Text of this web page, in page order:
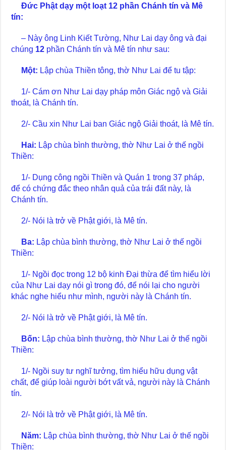
Đức Phật dạy một loạt 12 phần Chánh tín và Mê
tín:
– Này ông Linh Kiết Tường, Như Lai dạy ông và đại
chúng 12 phần Chánh tín và Mê tín như sau:
Một: Lập chùa Thiền tông, thờ Như Lai để tu tập:
1/- Cám ơn Như Lai dạy pháp môn Giác ngộ và Giải
thoát, là Chánh tín.
2/- Cầu xin Như Lai ban Giác ngộ Giải thoát, là Mê tín.
Hai: Lập chùa bình thường, thờ Như Lai ở thế ngồi
Thiền:
1/- Dụng công ngồi Thiền và Quán 1 trong 37 pháp,
để có chứng đắc theo nhân quả của trái đất này, là
Chánh tín.
2/- Nói là trở về Phật giới, là Mê tín.
Ba: Lập chùa bình thường, thờ Như Lai ở thế ngồi
Thiền:
1/- Ngồi đọc trong 12 bộ kinh Đại thừa để tìm hiểu lời
của Như Lai dạy nói gì trong đó, để nói lại cho người
khác nghe hiểu như mình, người này là Chánh tín.
2/- Nói là trở về Phật giới, là Mê tín.
Bốn: Lập chùa bình thường, thờ Như Lai ở thế ngồi
Thiền:
1/- Ngồi suy tư nghĩ tưởng, tìm hiểu hữu dụng vật
chất, để giúp loài người bớt vất vả, người này là Chánh
tín.
2/- Nói là trở về Phật giới, là Mê tín.
Năm: Lập chùa bình thường, thờ Như Lai ở thế ngồi
Thiền: